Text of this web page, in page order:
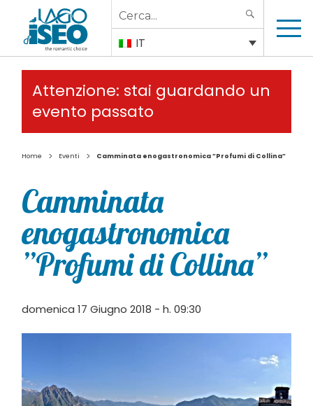
Search
for:
IT
Attenzione: stai guardando un
evento passato
Home > Eventi > Camminata enogastronomica ”Profumi di Collina”
Camminata
enogastronomica
”Profumi di Collina”
domenica 17 Giugno 2018 - h. 09:30